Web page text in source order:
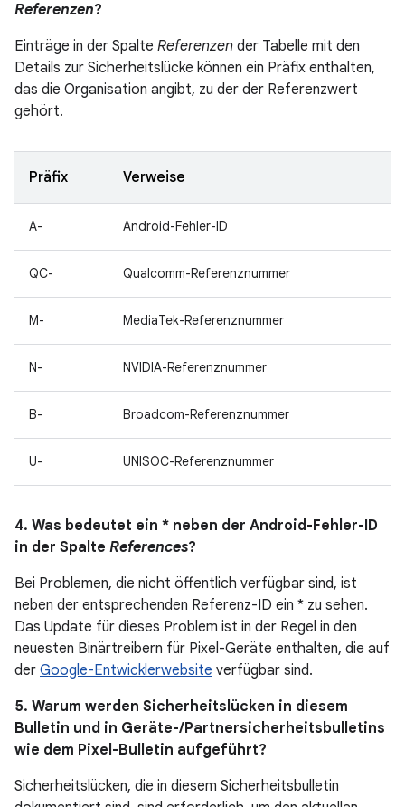
Referenzen?
Einträge in der Spalte Referenzen der Tabelle mit den
Details zur Sicherheitslücke können ein Präfix enthalten,
das die Organisation angibt, zu der der Referenzwert
gehört.
Präfix Verweise
A- Android-Fehler-ID
QC- Qualcomm-Referenznummer
M- MediaTek-Referenznummer
N- NVIDIA-Referenznummer
B- Broadcom-Referenznummer
U- UNISOC-Referenznummer
4. Was bedeutet ein * neben der Android-Fehler-ID
in der Spalte References?
Bei Problemen, die nicht öffentlich verfügbar sind, ist
neben der entsprechenden Referenz-ID ein * zu sehen.
Das Update für dieses Problem ist in der Regel in den
neuesten Binärtreibern für Pixel-Geräte enthalten, die auf
der Google-Entwicklerwebsite verfügbar sind.
5. Warum werden Sicherheitslücken in diesem
Bulletin und in Geräte-/Partnersicherheitsbulletins
wie dem Pixel-Bulletin aufgeführt?
Sicherheitslücken, die in diesem Sicherheitsbulletin